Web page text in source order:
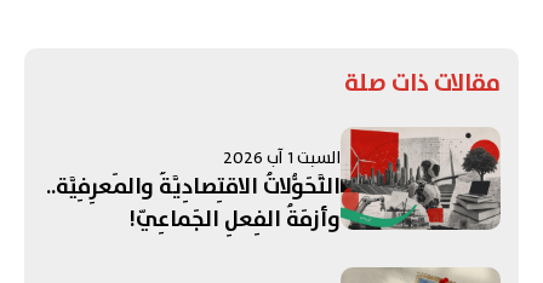
مقالات ذات صلة
السبت 1 آب 2026
التَّحَوُّلاتُ الاقتِصادِيَّةُ والمَعرِفِيَّة..
وأزمَةُ الفِعلِ الجَماعِيّ!